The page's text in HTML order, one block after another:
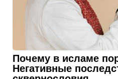
Почему в исламе
Негативные